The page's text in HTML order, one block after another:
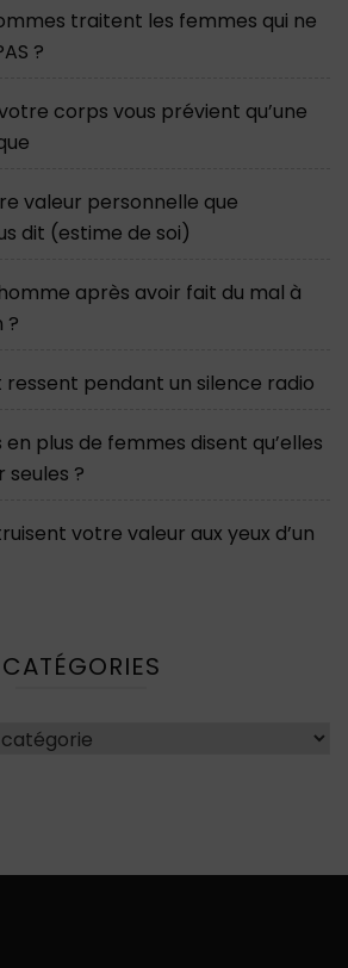
traitent les femmes qui ne
?
corps vous prévient qu’une
valeur personnelle que
dit (estime de soi)
après avoir fait du mal à
?
ressent pendant un silence radio
en plus de femmes disent qu’elles
?
votre valeur aux yeux d’un
CATÉGORIES